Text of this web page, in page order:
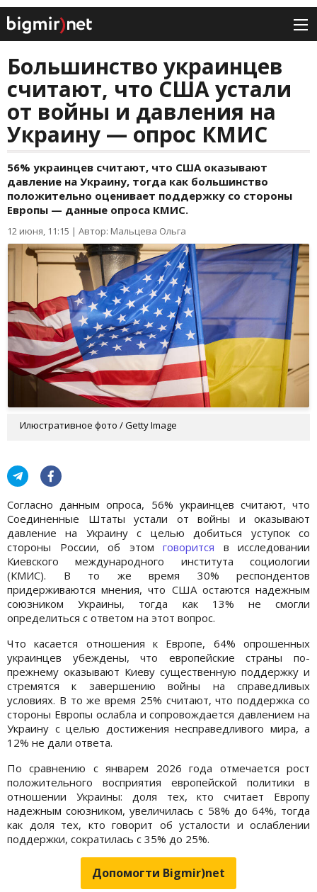
Большинство украинцев
считают, что США устали
от войны и давления на
Украину — опрос КМИС
56% украинцев считают, что США оказывают
давление на Украину, тогда как большинство
положительно оценивает поддержку со стороны
Европы — данные опроса КМИС.
12 июня, 11:15 | Автор: Мальцева Ольга
Илюстративное фото / Getty Image
Согласно данным опроса, 56% украинцев считают, что
Соединенные Штаты устали от войны и оказывают
давление на Украину с целью добиться уступок со
стороны России, об этом говорится в исследовании
Киевского международного института социологии
(КМИС). В то же время 30% респондентов
придерживаются мнения, что США остаются надежным
союзником Украины, тогда как 13% не смогли
определиться с ответом на этот вопрос.
Что касается отношения к Европе, 64% опрошенных
украинцев убеждены, что европейские страны по-
прежнему оказывают Киеву существенную поддержку и
стремятся к завершению войны на справедливых
условиях. В то же время 25% считают, что поддержка со
стороны Европы ослабла и сопровождается давлением на
Украину с целью достижения несправедливого мира, а
12% не дали ответа.
По сравнению с январем 2026 года отмечается рост
положительного восприятия европейской политики в
отношении Украины: доля тех, кто считает Европу
надежным союзником, увеличилась с 58% до 64%, тогда
как доля тех, кто говорит об усталости и ослаблении
поддержки, сократилась с 35% до 25%.
Допомогти Bigmir)net